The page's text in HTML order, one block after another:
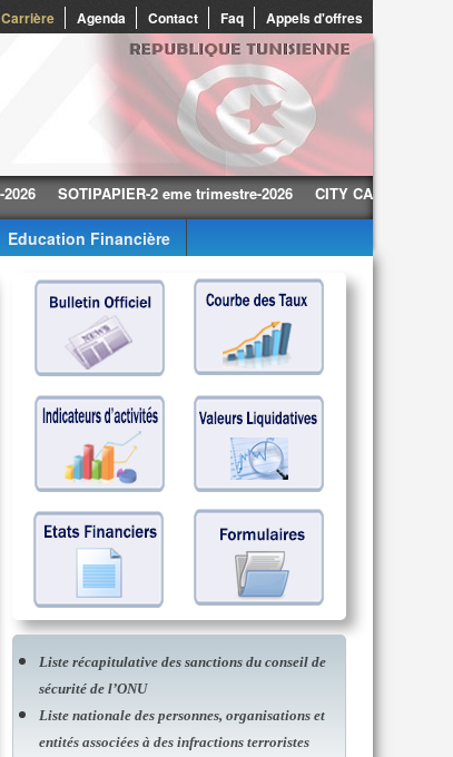
Carrière Agenda Contact Faq Appels d'offres
SOTIPAPIER-2 eme trimestre-2026 CITY CARS-2 eme
Education Financière
Liste récapitulative des sanctions du conseil de
sécurité de l’ONU
Liste nationale des personnes, organisations et
entités associées à des infractions terroristes